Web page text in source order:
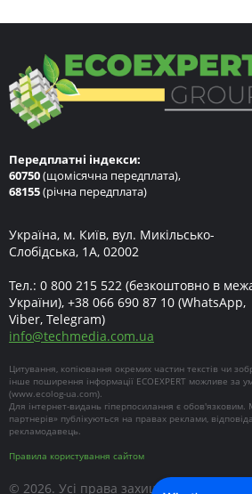
Передплатні індекси:
60750(щомісячна передплата),
68155(річна передплата)
Україна, м. Київ, вул. Микільсько-
Слобідська, 1А, 02002
Тел.: 0 800 215 522 (безкоштовно в
України), +38 066 690 87 10 (WhatsApp,
Viber, Telegram)
info@techmedia.com.ua
Цитування, копіювання окремих частин текстів чи
інше поширення інформації ECOEXPERT можливе за
(www.ecolog-ua.com).
Для інтернет-видань гіперпосилання є обов'язковим.
партнерів» публікуються на правах реклами,
рекламодавець.
Правила користування сайтом
© 2026. Усі права захищені